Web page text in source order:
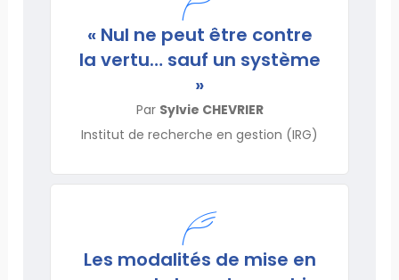
« Nul ne peut être contre
la vertu… sauf un système
»
Par Sylvie CHEVRIER
Institut de recherche en gestion (IRG)
Les modalités de mise en